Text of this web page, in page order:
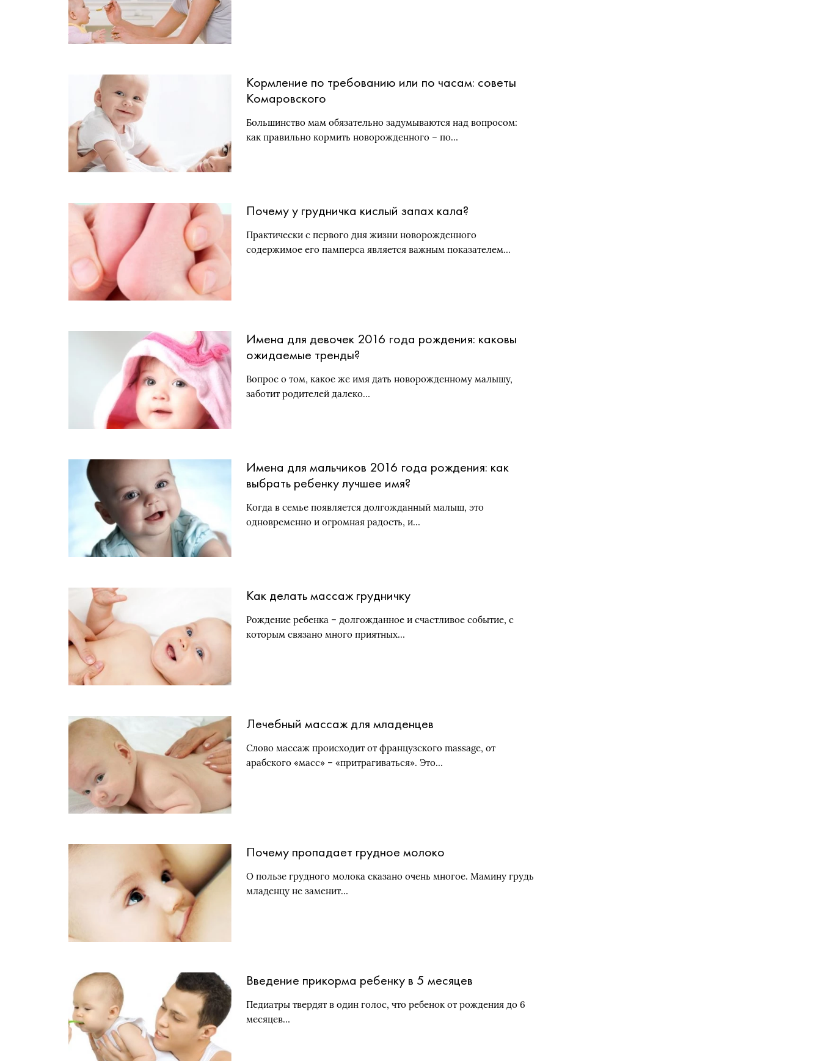
Кормление по требованию или по часам: советы
Комаровского
Большинство мам обязательно задумываются над вопросом:
как правильно кормить новорожденного – по…
Почему у грудничка кислый запах кала?
Практически с первого дня жизни новорожденного
содержимое его памперса является важным показателем…
Имена для девочек 2016 года рождения: каковы
ожидаемые тренды?
Вопрос о том, какое же имя дать новорожденному малышу,
заботит родителей далеко…
Имена для мальчиков 2016 года рождения: как
выбрать ребенку лучшее имя?
Когда в семье появляется долгожданный малыш, это
одновременно и огромная радость, и…
Как делать массаж грудничку
Рождение ребенка – долгожданное и счастливое событие, с
которым связано много приятных…
Лечебный массаж для младенцев
Слово массаж происходит от французского massage, от
арабского «масс» – «притрагиваться». Это…
Почему пропадает грудное молоко
О пользе грудного молока сказано очень многое. Мамину грудь
младенцу не заменит…
Введение прикорма ребенку в 5 месяцев
Педиатры твердят в один голос, что ребенок от рождения до 6
месяцев…